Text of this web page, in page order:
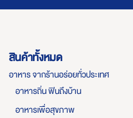
สินค้าทั้งหมด
อาหาร จากร้านอร่อยทั่วประเทศ
อาหารถิ่น ฟินถึงบ้าน
อาหารเพื่อสุขภาพ